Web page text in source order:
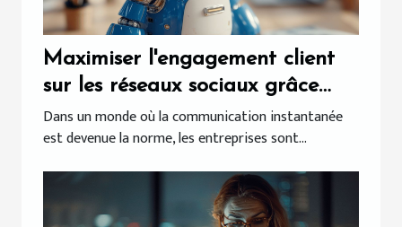
Maximiser l'engagement client
sur les réseaux sociaux grâce
aux chatbots
Dans un monde où la communication instantanée
est devenue la norme, les entreprises sont...